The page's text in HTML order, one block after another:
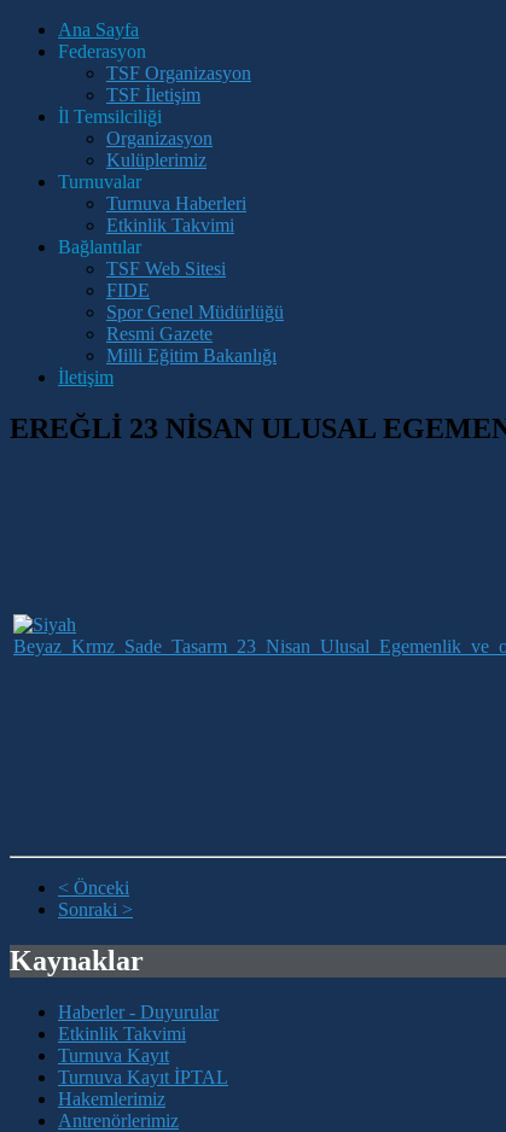
Ana Sayfa
Federasyon
TSF Organizasyon
TSF İletişim
İl Temsilciliği
Organizasyon
Kulüplerimiz
Turnuvalar
Turnuva Haberleri
Etkinlik Takvimi
Bağlantılar
TSF Web Sitesi
FIDE
Spor Genel Müdürlüğü
Resmi Gazete
Milli Eğitim Bakanlığı
İletişim
EREĞLİ 23 NİSAN ULUSAL
< Önceki
Sonraki >
Kaynaklar
Haberler - Duyurular
Etkinlik Takvimi
Turnuva Kayıt
Turnuva Kayıt İPTAL
Hakemlerimiz
Antrenörlerimiz